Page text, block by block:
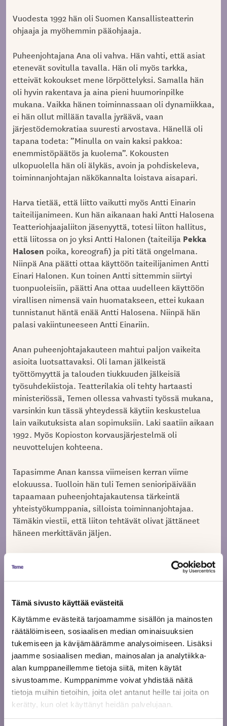
Tämä sivusto käyttää evästeitä
Käytämme evästeitä tarjoamamme sisällön ja mainosten
räätälöimiseen, sosiaalisen median ominaisuuksien
tukemiseen ja kävijämäärämme analysoimiseen. Lisäksi
jaamme sosiaalisen median, mainosalan ja analytiikka-
alan kumppaneillemme tietoja siitä, miten käytät
sivustoamme. Kumppanimme voivat yhdistää näitä
tietoja muihin tietoihin, joita olet antanut heille tai joita on
kerätty, kun olet käyttänyt heidän palvelujaan.
Vuodesta 1992 hän oli Suomen Kansallisteatterin
ohjaaja ja myöhemmin pääohjaaja.
Puheenjohtajana Ana oli vahva. Hän vahti, että asiat
etenevät sovitulla tavalla. Hän oli myös tarkka,
etteivät kokoukset mene lörpöttelyksi. Samalla hän
oli hyvin rakentava ja aina pieni huumorinpilke
mukana. Vaikka hänen toiminnassaan oli dynamiikkaa,
ei hän ollut millään tavalla jyräävä, vaan
järjestödemokratiaa suuresti arvostava. Hänellä oli
tapana todeta: ”Minulla on vain kaksi pakkoa:
enemmistöpäätös ja kuolema”. Kokousten
ulkopuolella hän oli älykäs, avoin ja pohdiskeleva,
toiminnanjohtajan näkökannalta loistava aisapari.
Harva tietää, että liitto vaikutti myös Antti Einarin
taiteilijanimeen. Kun hän aikanaan haki Antti Halosena
Teatteriohjaajaliiton jäsenyyttä, totesi liiton hallitus,
että liitossa on jo yksi Antti Halonen (taiteilija Pekka
Halosen poika, koreografi) ja piti tätä ongelmana.
Niinpä Ana päätti ottaa käyttöön taiteilijanimen Antti
Einari Halonen. Kun toinen Antti sittemmin siirtyi
tuonpuoleisiin, päätti Ana ottaa uudelleen käyttöön
virallisen nimensä vain huomatakseen, ettei kukaan
tunnistanut häntä enää Antti Halosena. Niinpä hän
palasi vakiintuneeseen Antti Einariin.
Anan puheenjohtajakauteen mahtui paljon vaikeita
asioita luotsattavaksi. Oli laman jälkeistä
työttömyyttä ja talouden tiukkuuden jälkeisiä
työsuhdekiistoja. Teatterilakia oli tehty hartaasti
ministeriössä, Temen ollessa vahvasti työssä mukana,
varsinkin kun tässä yhteydessä käytiin keskustelua
lain vaikutuksista alan sopimuksiin. Laki saatiin aikaan
1992. Myös Kopioston korvausjärjestelmä oli
neuvottelujen kohteena.
Tapasimme Anan kanssa viimeisen kerran viime
elokuussa. Tuolloin hän tuli Temen senioripäivään
tapaamaan puheenjohtajakautensa tärkeintä
yhteistyökumppania, silloista toiminnanjohtajaa.
Tämäkin viestii, että liiton tehtävät olivat jättäneet
häneen merkittävän jäljen.
Raimo Söder
Temen toiminnanjohtaja 1983-2014
Muistokirjoitus julkaistu 2.5.2025
Jaa artikkeli
Aiheeseen liittyvät artikkelit